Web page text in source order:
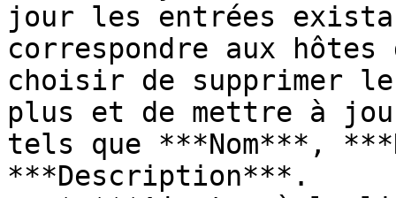
jour les entrées
correspondre aux
choisir de supprimer
plus et de mettre à
tels que ***Nom***,
***Description***.